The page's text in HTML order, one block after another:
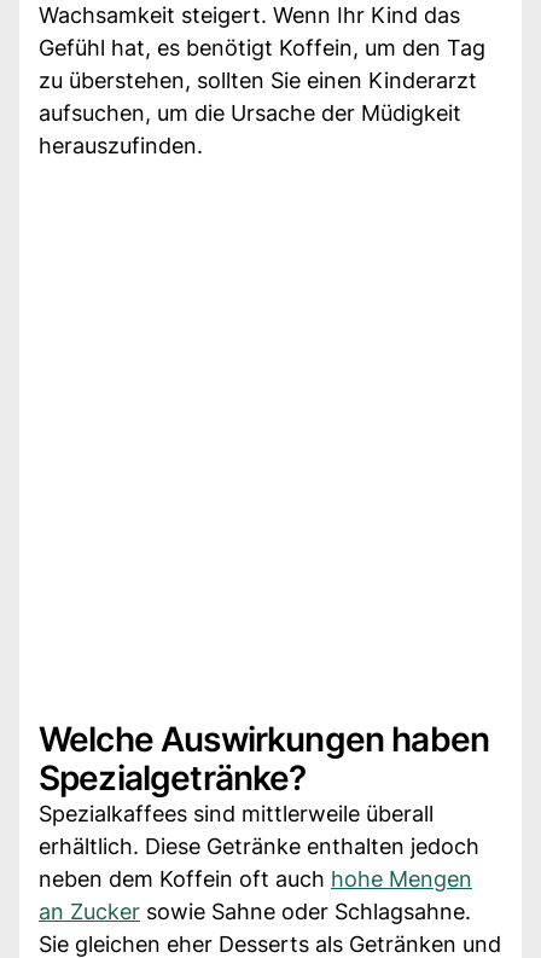
Wachsamkeit steigert. Wenn Ihr Kind das
Gefühl hat, es benötigt Koffein, um den Tag
zu überstehen, sollten Sie einen Kinderarzt
aufsuchen, um die Ursache der Müdigkeit
herauszufinden.
Welche Auswirkungen haben
Spezialgetränke?
Spezialkaffees sind mittlerweile überall
erhältlich. Diese Getränke enthalten jedoch
neben dem Koffein oft auch hohe Mengen
an Zucker sowie Sahne oder Schlagsahne.
Sie gleichen eher Desserts als Getränken und